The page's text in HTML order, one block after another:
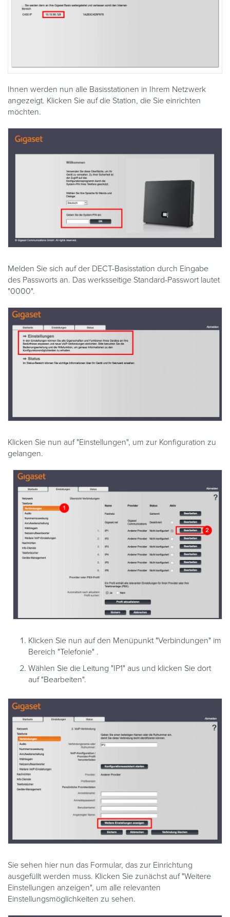
Ihnen werden nun alle Basisstationen in Ihrem Netzwerk
angezeigt. Klicken Sie auf die Station, die Sie einrichten
möchten.
Melden Sie sich auf der DECT-Basisstation durch Eingabe
des Passworts an. Das werksseitige Standard-Passwort lautet
"0000".
Klicken Sie nun auf "Einstellungen", um zur Konfiguration zu
gelangen.
Klicken Sie nun auf den Menüpunkt "Verbindungen" im
Bereich "Telefonie" .
Wählen Sie die Leitung "IP1" aus und klicken Sie dort
auf "Bearbeiten".
Sie sehen hier nun das Formular, das zur Einrichtung
ausgefüllt werden muss. Klicken Sie zunächst auf "Weitere
Einstellungen anzeigen", um alle relevanten
Einstellungsmöglichkeiten zu sehen.